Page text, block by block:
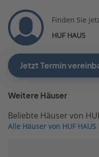
Finden Sie
HUF HAUS
Jetzt Termin
Weitere Häuser
Beliebte Häuser von
Alle Häuser von HUF HAUS